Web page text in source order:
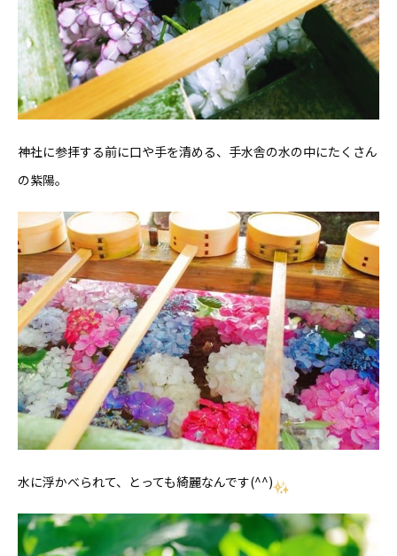
神社に参拝する前に口や手を清める、手水舎の水の中にたくさん
の紫陽。
水に浮かべられて、とっても綺麗なんです(^^)